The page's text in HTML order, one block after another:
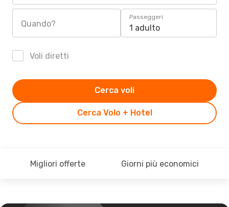
Quando?
Passeggeri
1 adulto
Voli diretti
Cerca Volo + Hotel
Cerca voli
Migliori offerte Giorni più economici